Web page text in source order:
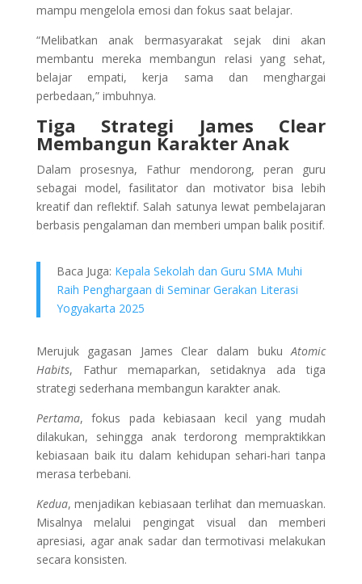
mampu mengelola emosi dan fokus saat belajar.
“Melibatkan anak bermasyarakat sejak dini akan
membantu mereka membangun relasi yang sehat,
belajar empati, kerja sama dan menghargai
perbedaan,” imbuhnya.
Tiga Strategi James Clear
Membangun Karakter Anak
Dalam prosesnya, Fathur mendorong, peran guru
sebagai model, fasilitator dan motivator bisa lebih
kreatif dan reflektif. Salah satunya lewat pembelajaran
berbasis pengalaman dan memberi umpan balik positif.
Baca Juga: Kepala Sekolah dan Guru SMA Muhi
Raih Penghargaan di Seminar Gerakan Literasi
Yogyakarta 2025
Merujuk gagasan James Clear dalam bukuAtomic
Habits, Fathur memaparkan, setidaknya ada tiga
strategi sederhana membangun karakter anak.
Pertama, fokus pada kebiasaan kecil yang mudah
dilakukan, sehingga anak terdorong mempraktikkan
kebiasaan baik itu dalam kehidupan sehari-hari tanpa
merasa terbebani.
Kedua, menjadikan kebiasaan terlihat dan memuaskan.
Misalnya melalui pengingat visual dan memberi
apresiasi, agar anak sadar dan termotivasi melakukan
secara konsisten.